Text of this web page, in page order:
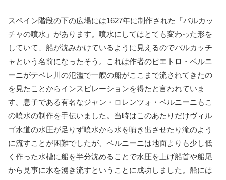
スペイン階段の下の広場には1627年に制作された「バルカッ
チャの噴水」があります。噴水にしてはとても変わった形を
していて、船が沈みかけているように見えるのでバルカッチ
ャという名前になったそう。これは作者のピエトロ・ベルニ
ーニがテベレ川の氾濫で一艘の船がここまで流されてきたの
を見たことからインスピレーションを得たと言われていま
す。息子である有名なジャン・ロレンツォ・ベルニーニもこ
の噴水の制作を手伝いました。当時はこのあたりだけヴィル
ゴ水道の水圧が足りず噴水から水を噴き出させたり滝のよう
に流すことが困難でしたが、ベルニーニは地面よりも少し低
く作った水槽に船を半分沈めることで水圧を上げ船首や船尾
から見事に水を湧き流すということに成功しました。船には